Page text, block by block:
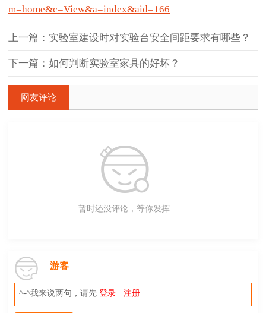
m=home&c=View&a=index&aid=166
上一篇：实验室建设时对实验台安全间距要求有哪些？
下一篇：如何判断实验室家具的好坏？
网友评论
暂时还没评论，等你发挥
游客
^-^我来说两句，请先 登录 · 注册